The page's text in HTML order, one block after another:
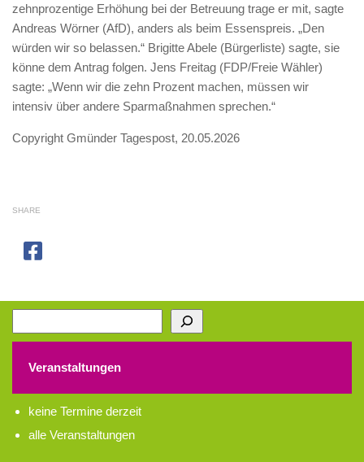
zehnprozentige Erhöhung bei der Betreuung trage er mit, sagte
Andreas Wörner (AfD), anders als beim Essenspreis. „Den
würden wir so belassen.“ Brigitte Abele (Bürgerliste) sagte, sie
könne dem Antrag folgen. Jens Freitag (FDP/Freie Wähler)
sagte: „Wenn wir die zehn Prozent machen, müssen wir
intensiv über andere Sparmaßnahmen sprechen.“
Copyright Gmünder Tagespost, 20.05.2026
SHARE
Veranstaltungen
keine Termine derzeit
alle Veranstaltungen